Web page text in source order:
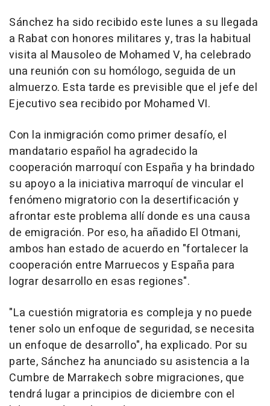
Sánchez ha sido recibido este lunes a su llegada
a Rabat con honores militares y, tras la habitual
visita al Mausoleo de Mohamed V, ha celebrado
una reunión con su homólogo, seguida de un
almuerzo. Esta tarde es previsible que el jefe del
Ejecutivo sea recibido por Mohamed VI.
Con la inmigración como primer desafío, el
mandatario español ha agradecido la
cooperación marroquí con España y ha brindado
su apoyo a la iniciativa marroquí de vincular el
fenómeno migratorio con la desertificación y
afrontar este problema allí donde es una causa
de emigración. Por eso, ha añadido El Otmani,
ambos han estado de acuerdo en "fortalecer la
cooperación entre Marruecos y España para
lograr desarrollo en esas regiones".
"La cuestión migratoria es compleja y no puede
tener solo un enfoque de seguridad, se necesita
un enfoque de desarrollo", ha explicado. Por su
parte, Sánchez ha anunciado su asistencia a la
Cumbre de Marrakech sobre migraciones, que
tendrá lugar a principios de diciembre con el